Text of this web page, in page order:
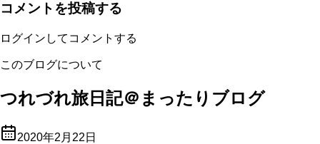
コメントを投稿する
ログインしてコメントする
このブログについて
つれづれ旅日記＠まったりブログ
2020年2月22日